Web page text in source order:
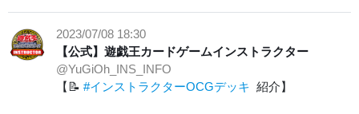
2023/07/08 18:30
【公式】遊戯王カードゲームインストラクター
@YuGiOh_INS_INFO
【📝 #インストラクターOCGデッキ 紹介】